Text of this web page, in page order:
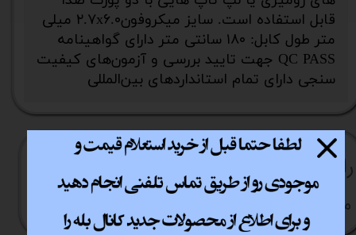
قابل استفاده است. سایز میکروفون۲.۷x۶.۰ میلی
متر طول کابل: ۱۸۰ سانتی متر دارای گواهینامه
QC PASS جهت تایید بررسی و آزمون‌های کیفیت
سنجی دارای تمام استانداردهای بین‌المللی
راهنما​​​​​​​​​​​​​​ی خرید نحوه ارسال کالا
مشاوره قبل از خرید رویه بازگردانی کالا